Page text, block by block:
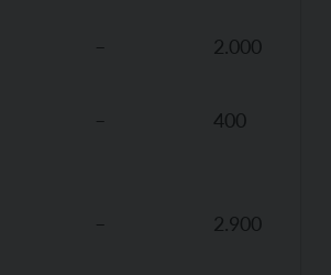
– 2.000
– 400
– 2.900